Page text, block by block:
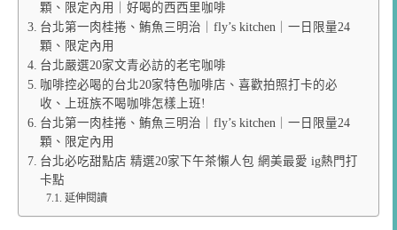
顆、限定內用｜好喝的西西里咖啡
台北第一肉桂捲、鮪魚三明治｜fly’s kitchen｜一日限量24
顆、限定內用
台北嚴選20家文青必訪的老宅咖啡
咖啡控必喝的台北20家特色咖啡店、喜歡拍照打卡的必
收、上班族不喝咖啡怎樣上班!
台北第一肉桂捲、鮪魚三明治｜fly’s kitchen｜一日限量24
顆、限定內用
台北必吃甜點店 精選20家下午茶懶人包 網美最愛 ig熱門打
卡點
延伸閱讀